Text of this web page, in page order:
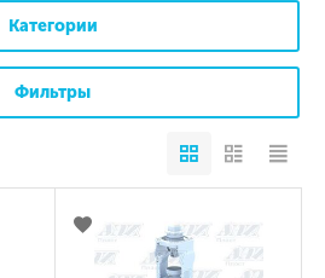
Категории
Фильтры